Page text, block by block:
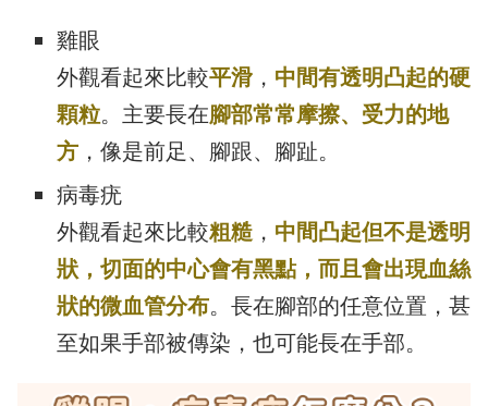
雞眼
外觀看起來比較平滑 ， 中間有透明凸起的硬
顆粒。主要長在腳部常常摩擦、受力的地
方 ，像是前足、腳跟、腳趾。
病毒疣
外觀看起來比較粗糙， 中間凸起但不是透明
狀，切面的中心會有黑點，而且會出現血絲
狀的微血管分布。長在腳部的任意位置，甚
至如果手部被傳染，也可能長在手部。